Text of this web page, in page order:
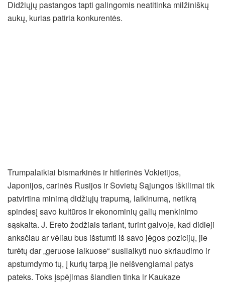
Didžiųjų pastangos tapti galingomis neatitinka milžiniškų
aukų, kurias patiria konkurentės.
Trumpalaikiai bismarkinės ir hitlerinės Vokietijos,
Japonijos, carinės Rusijos ir Sovietų Sąjungos iškilimai tik
patvirtina minimą didžiųjų trapumą, laikinumą, netikrą
spindesį savo kultūros ir ekonominių galių menkinimo
sąskaita. J. Ereto žodžiais tariant, turint galvoje, kad didieji
anksčiau ar vėliau bus išstumti iš savo jėgos pozicijų, jie
turėtų dar „geruose laikuose“ susilaikyti nuo skriaudimo ir
apstumdymo tų, į kurių tarpą jie neišvengiamai patys
pateks. Toks įspėjimas šiandien tinka ir Kaukaze